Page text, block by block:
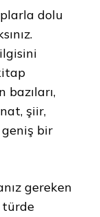
dolu
şiir,
bir
gereken
türde